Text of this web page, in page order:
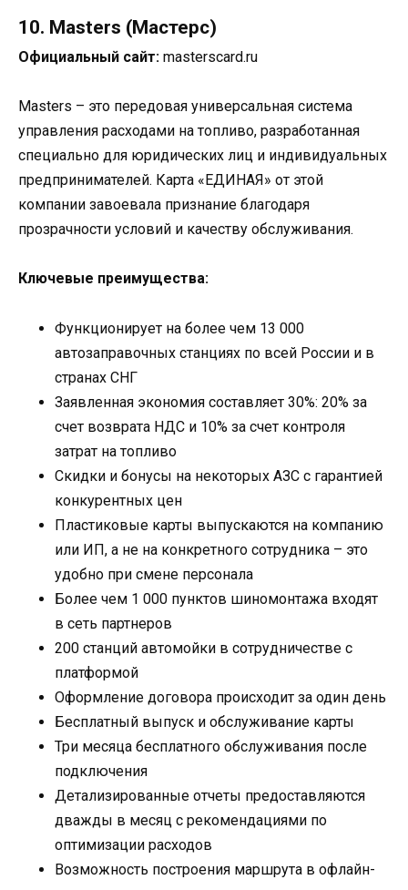
10. Masters (Мастерс)
Официальный сайт: masterscard.ru
Masters – это передовая универсальная система
управления расходами на топливо, разработанная
специально для юридических лиц и индивидуальных
предпринимателей. Карта «ЕДИНАЯ» от этой
компании завоевала признание благодаря
прозрачности условий и качеству обслуживания.
Ключевые преимущества:
Функционирует на более чем 13 000
автозаправочных станциях по всей России и в
странах СНГ
Заявленная экономия составляет 30%: 20% за
счет возврата НДС и 10% за счет контроля
затрат на топливо
Скидки и бонусы на некоторых АЗС с гарантией
конкурентных цен
Пластиковые карты выпускаются на компанию
или ИП, а не на конкретного сотрудника – это
удобно при смене персонала
Более чем 1 000 пунктов шиномонтажа входят
в сеть партнеров
200 станций автомойки в сотрудничестве с
платформой
Оформление договора происходит за один день
Бесплатный выпуск и обслуживание карты
Три месяца бесплатного обслуживания после
подключения
Детализированные отчеты предоставляются
дважды в месяц с рекомендациями по
оптимизации расходов
Возможность построения маршрута в офлайн-